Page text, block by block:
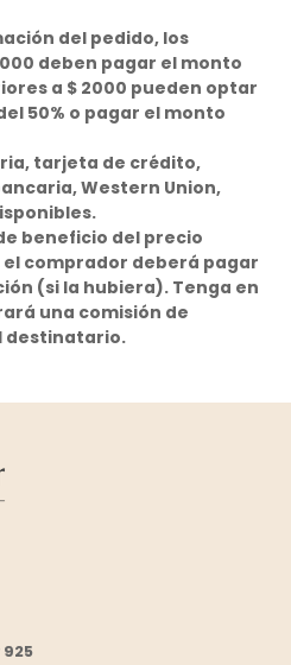
del pedido, los
deben pagar el monto
a $ 2000 pueden optar
50% o pagar el monto
tarjeta de crédito,
Western Union,
beneficio del precio
comprador deberá pagar
(si la hubiera). Tenga en
una comisión de
destinatario.